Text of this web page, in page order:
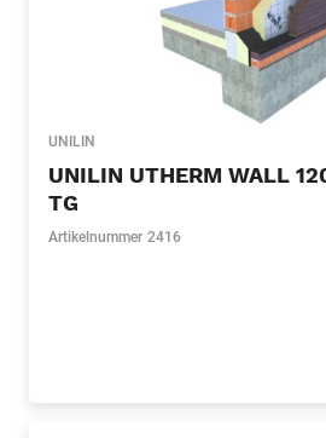
UNILIN
UNILIN UTHERM WALL
TG
Artikelnummer 2416